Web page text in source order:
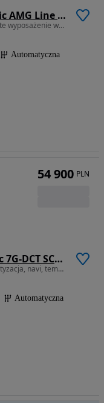
Mercedes-Benz GLA 200 d 4-Matic AMG Line 8G-DCT
1950 cm3 • 150 KM • 2.0 150KM bardzo bogate wyposażenie wersja AMG, kosmiczna stylistyka
Automatyczna
Mercedes-Benz GLA 200 d 4Matic 7G-DCT SCORE
2143 cm3 • 136 KM • 2,2 diesel(136KM) klimatyzacja, navi, tempomat, 4x4 napęd
Automatyczna
54 900 PLN